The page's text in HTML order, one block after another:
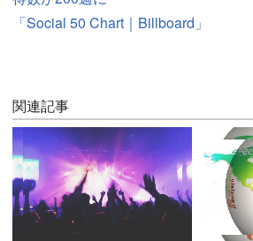
「Social 50 Chart｜Billboard」
関連記事